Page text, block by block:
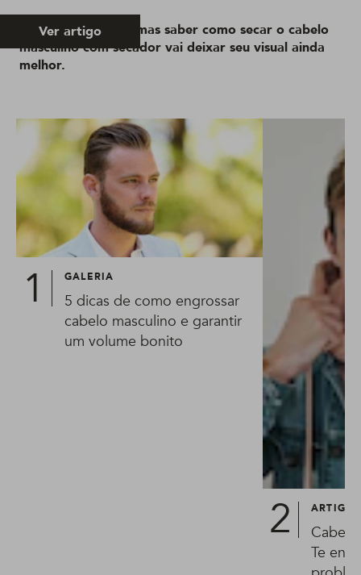
Pode não parecer, mas saber como secar o cabelo
masculino com secador vai deixar seu visual ainda
melhor.
Ver artigo
GALERIA
5 dicas de como engrossar
cabelo masculino e garantir
um volume bonito
ARTIGO
Te